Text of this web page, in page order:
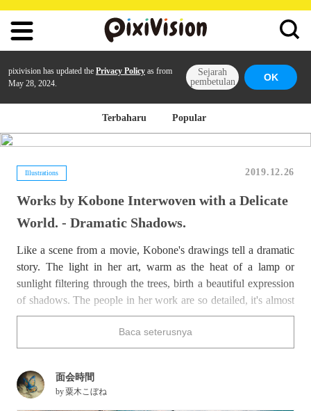
pixivision has updated the Privacy Policy as from
May 28, 2024.
Sejarah
pembetulan
OK
Terbaharu Popular
Illustrations 2019.12.26
Works by Kobone Interwoven with a Delicate
World. - Dramatic Shadows.
Like a scene from a movie, Kobone's drawings tell a dramatic
story. The light in her art, warm as the heat of a lamp or
sunlight filtering through the trees, birth a beautiful expression
of shadows. The people in her work are so detailed, it's almost
as if you can hear their conversation flowing out of the
Today we are featuring drawings by Kobone, spun with light
Baca seterusnya
面会時間
by粟木こぼね